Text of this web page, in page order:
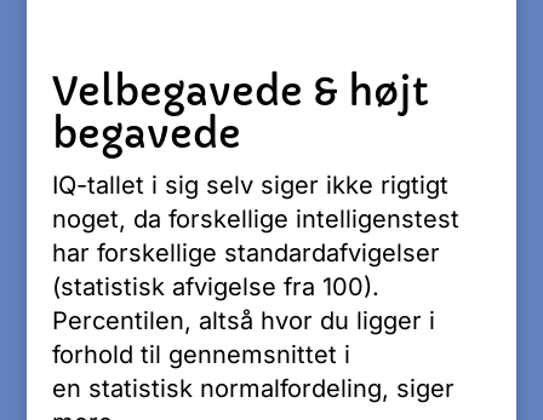
Velbegavede & højt
begavede
IQ-tallet i sig selv siger ikke rigtigt
noget, da forskellige intelligenstest
har forskellige standardafvigelser
(statistisk afvigelse fra 100).
Percentilen, altså hvor du ligger i
forhold til gennemsnittet i
en statistisk normalfordeling, siger